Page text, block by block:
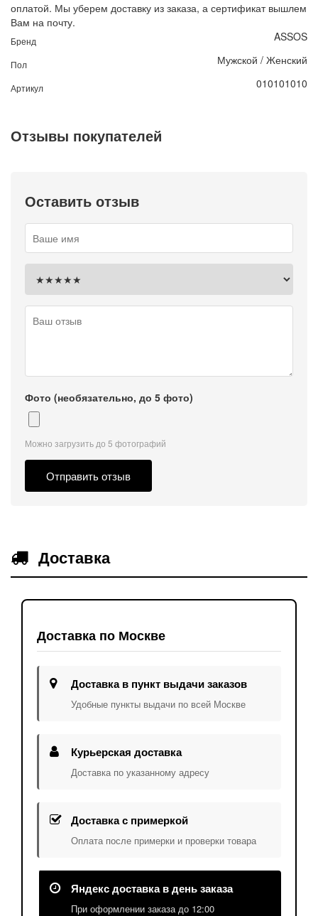
оплатой. Мы уберем доставку из заказа, а сертификат вышлем
Вам на почту.
Бренд ASSOS
Пол Мужской / Женский
Артикул 010101010
Отзывы покупателей
Оставить отзыв
Фото (необязательно, до 5 фото)
Можно загрузить до 5 фотографий
Отправить отзыв
Доставка
Доставка по Москве
Доставка в пункт выдачи заказов
Удобные пункты выдачи по всей Москве
Курьерская доставка
Доставка по указанному адресу
Доставка с примеркой
Оплата после примерки и проверки товара
Яндекс доставка в день заказа
При оформлении заказа до 12:00